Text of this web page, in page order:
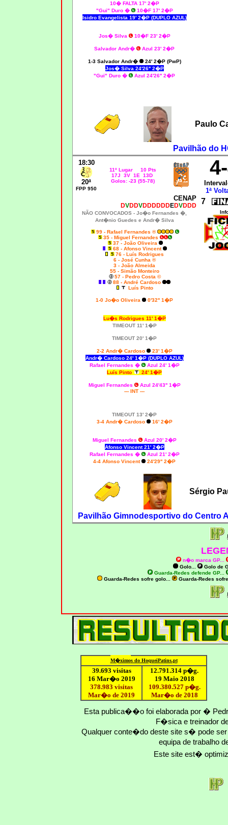
10� FALTA 17' 2�P
"Gui" Duro �
10�F 17' 2�P
Isidro Evangelista 19' 2�P (DUPLO AZUL)
Jos� Silva 10�F 23' 2�P
Salvador Andr� Azul 23' 2�P
1-3 Salvador Andr�
24' 2�P (PwP)
Jos� Silva 24'26'' 2�P
"Gui" Duro � Azul 24'26'' 2�P
Paulo
Pavilhão do
18:30
20ª
FPP 950
11º Lugar 10 Pts
17J 3V 1E 13D
Golos: -23 (55-78)
1ª
CENAP
DVDDVDDDDDDEDVDDD 7
NÃO CONVOCADOS - Jo�o Fernandes �,
Ant�nio Guedes e Andr� Silva
99 - Rafael Fernandes ®
35 - Miguel Fernandes
37 - João Oliveira
68 - Afonso Vincent
76 - Luís Rodrigues
6 - José Cunha ®
3 - João Almeida
55 - Simão Monteiro
57 - Pedro Costa ©
88 - André Cardoso
Luís Pinto
1-0 Jo�o Oliveira 0'32'' 1�P
Lu�s Rodrigues 11' 1�P
TIMEOUT 11' 1�P
TIMEOUT 20' 1�P
2-2 Andr� Cardoso
23' 1�P
Andr� Cardoso 24' 1�P (DUPLO AZUL)
Rafael Fernandes �
Azul 24' 1�P
Luís Pinto
24' 1�P
Miguel Fernandes
Azul 24'43'' 1�P
--- INT ---
TIMEOUT 13' 2�P
3-4 Andr� Cardoso
16' 2�P
Miguel Fernandes
Azul 20' 2�P
Afonso Vincent 21' 2�P
Rafael Fernandes �
Azul 21' 2�P
4-4 Afonso Vincent
24'29'' 2�P
Sérgio
Pavilhão Gimnodesportivo do Centro
n�o marca GP...
Golo...
Golo de
Guarda-Redes defende GP...
Guarda-Redes sofre golo...
Guarda-Redes
M�ximos do HoqueiPatins.pt
39.693 visitas
16 Mar�o 2019
378.983 visitas
Mar�o de 2019
12.791.314 p�g.
19 Maio 2018
109.380.527p�g.
Mar�o de 2018
Esta publica��o foi elaborada por �
F�sica e treinador
Qualquer conte�do deste site s� pode
equipa de trabalho
Este site est�